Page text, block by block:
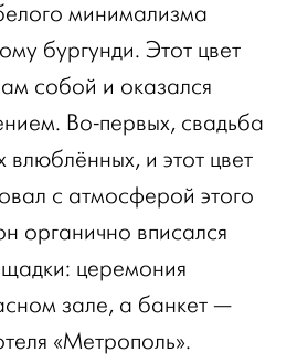
минимализма
бургунди. Этот цвет
собой и оказался
Во-первых, свадьба
влюблённых, и этот цвет
с атмосферой этого
органично вписался
церемония
зале, а банкет —
«Метрополь».